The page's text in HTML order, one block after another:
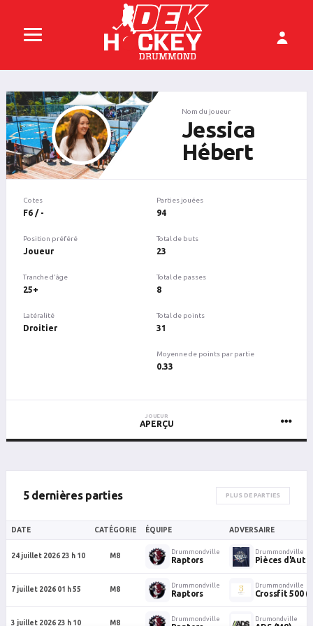
Nom du joueur
Jessica
Hébert
Cotes
F6 / -
Position préféré
Joueur
Tranche d'âge
25+
Latéralité
Droitier
Parties jouées
94
Total de buts
23
Total de passes
8
Total de points
31
Moyenne de points par partie
0.33
JOUEUR
APERÇU
5 dernières parties PLUS DE PARTIES
DATE CATÉGORIE ÉQUIPE ADVERSAIRE
24 juillet 2026 23 h 10 M8
Drummondville
Raptors
Drummondville
Pièces
7 juillet 2026 01 h 55 M8
Drummondville
Raptors
Drummondville
Crossfit 500
3 juillet 2026 23 h 10 M8
Drummondville Drumondville